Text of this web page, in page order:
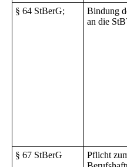
§ 64 StBerG;
Bindung
an die
§ 67 StBerG
Pflicht